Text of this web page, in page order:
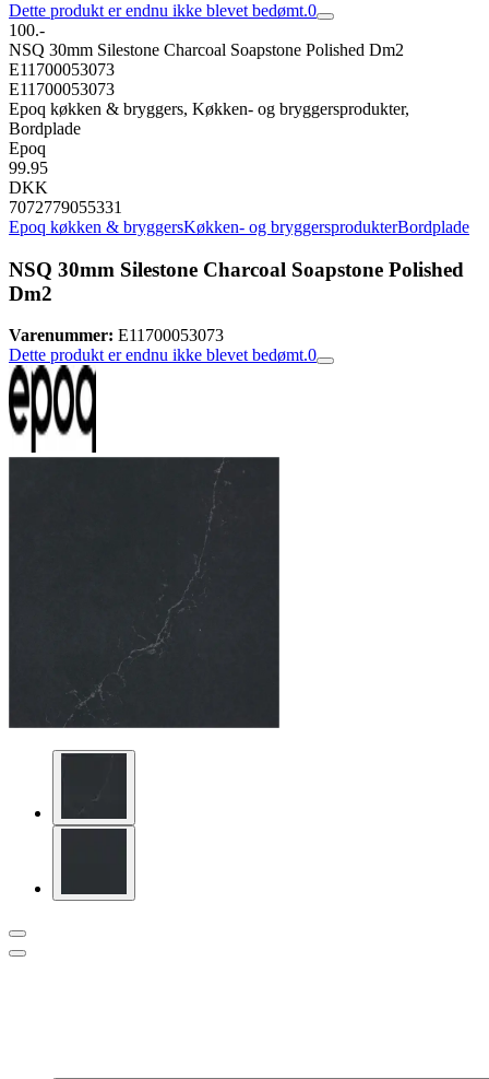
Dette produkt er endnu ikke blevet bedømt.0
100.-
NSQ 30mm Silestone Charcoal Soapstone Polished Dm2
E11700053073
E11700053073
Epoq køkken & bryggers, Køkken- og bryggersprodukter,
Bordplade
Epoq
99.95
DKK
7072779055331
Epoq køkken & bryggersKøkken- og bryggersprodukterBordplade
NSQ 30mm Silestone Charcoal Soapstone Polished
Dm2
Varenummer: E11700053073
Dette produkt er endnu ikke blevet bedømt.0